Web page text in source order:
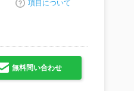
項目について
無料問い合わせ